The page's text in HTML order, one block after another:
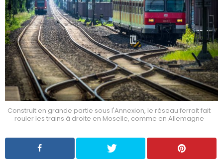
Construit en grande partie sous l'Annexion, le réseau ferrait fait
rouler les trains à droite en Moselle, comme en Allemagne